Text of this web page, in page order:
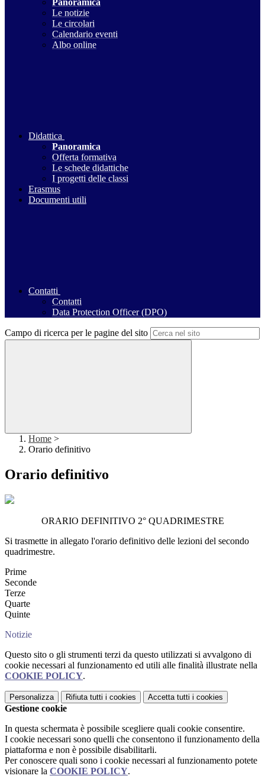
Panoramica
Le notizie
Le circolari
Calendario eventi
Albo online
Didattica
Panoramica
Offerta formativa
Le schede didattiche
I progetti delle classi
Erasmus
Documenti utili
Contatti
Contatti
Data Protection Officer (DPO)
Campo di ricerca per le pagine del sito
Home >
Orario definitivo
Orario definitivo
ORARIO DEFINITIVO 2° QUADRIMESTRE
Si trasmette in allegato l'orario definitivo delle lezioni del secondo
quadrimestre.
Prime
Seconde
Terze
Quarte
Quinte
Notizie
Questo sito o gli strumenti terzi da questo utilizzati si avvalgono di
cookie necessari al funzionamento ed utili alle finalità illustrate nella
COOKIE POLICY.
Personalizza Rifiuta tutti i cookies Accetta tutti i cookies
Gestione cookie
In questa schermata è possibile scegliere quali cookie consentire.
I cookie necessari sono quelli che consentono il funzionamento della
piattaforma e non è possibile disabilitarli.
Per conoscere quali sono i cookie necessari al funzionamento potete
visionare la COOKIE POLICY.